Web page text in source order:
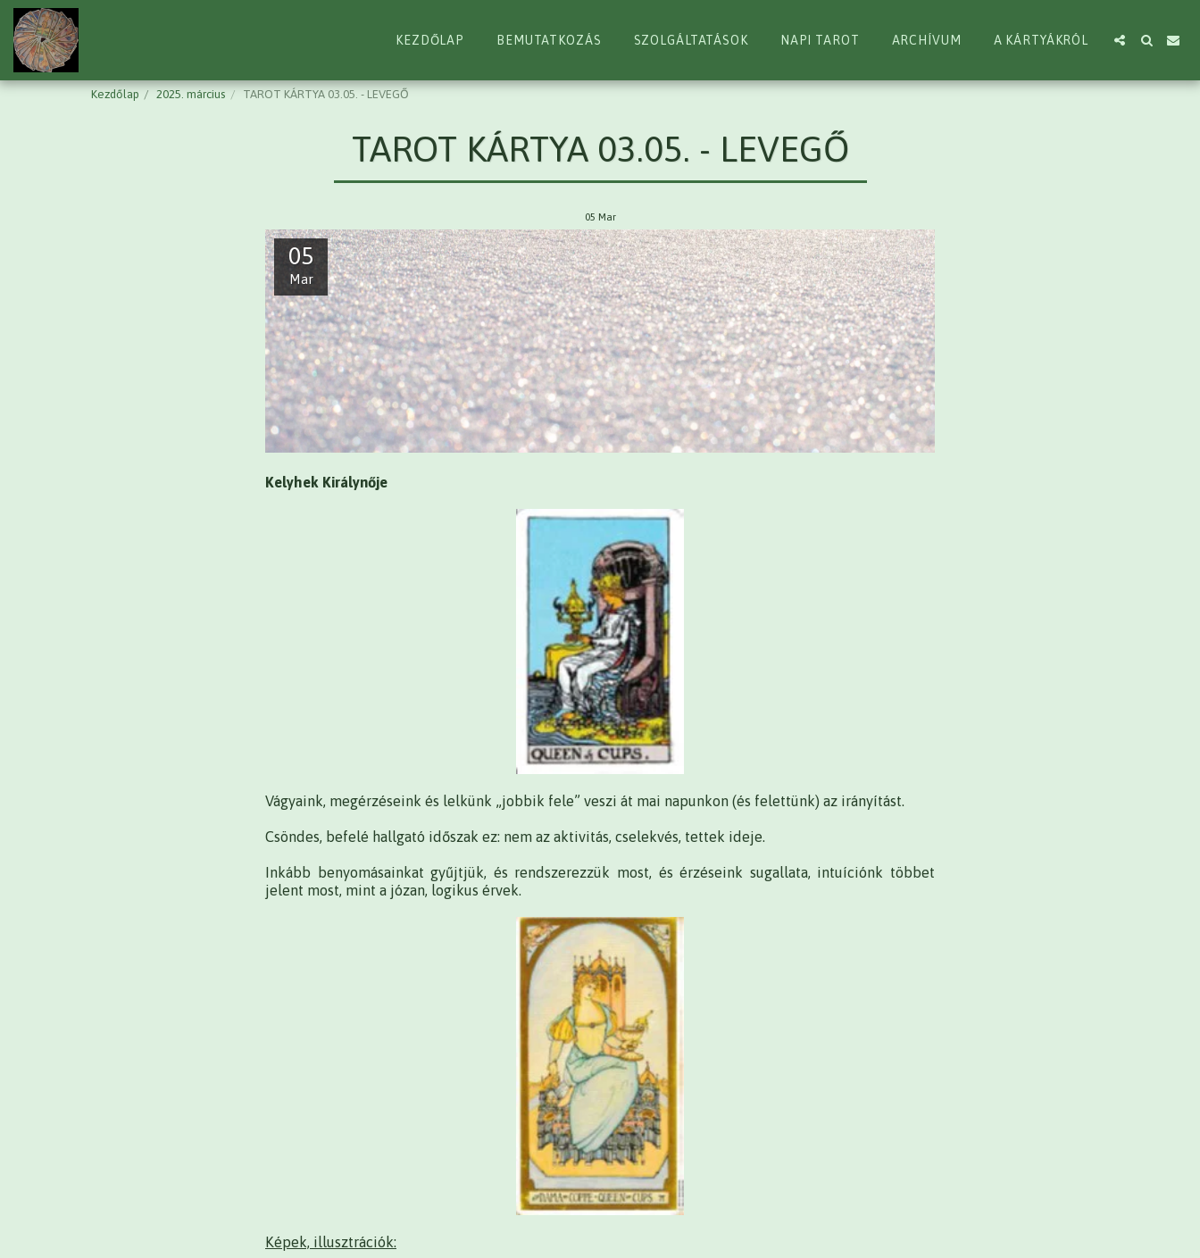
KEZDŐLAP BEMUTATKOZÁS SZOLGÁLTATÁSOK NAPI TAROT ARCHÍVUM A KÁRTYÁKRÓL
Kezdőlap 2025. március TAROT KÁRTYA 03.05. - LEVEGŐ
TAROT KÁRTYA 03.05. - LEVEGŐ
05 Mar
05
Mar
Kelyhek Királynője
Vágyaink, megérzéseink és lelkünk „jobbik fele” veszi át mai napunkon (és felettünk) az irányítást.
Csöndes, befelé hallgató időszak ez: nem az aktivitás, cselekvés, tettek ideje.
Inkább benyomásainkat gyűjtjük, és rendszerezzük most, és érzéseink sugallata, intuíciónk többet
jelent most, mint a józan, logikus érvek.
Képek, illusztrációk: